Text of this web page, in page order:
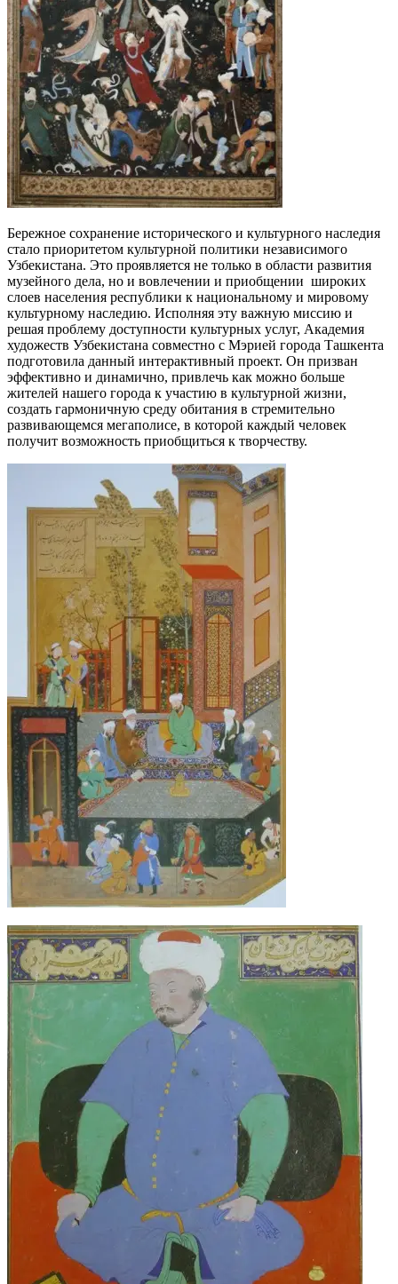
Бережное сохранение исторического и культурного наследия
стало приоритетом культурной политики независимого
Узбекистана. Это проявляется не только в области развития
музейного дела, но и вовлечении и приобщении широких
слоев населения республики к национальному и мировому
культурному наследию. Исполняя эту важную миссию и
решая проблему доступности культурных услуг, Академия
художеств Узбекистана совместно с Мэрией города Ташкента
подготовила данный интерактивный проект. Он призван
эффективно и динамично, привлечь как можно больше
жителей нашего города к участию в культурной жизни,
создать гармоничную среду обитания в стремительно
развивающемся мегаполисе, в которой каждый человек
получит возможность приобщиться к творчеству.